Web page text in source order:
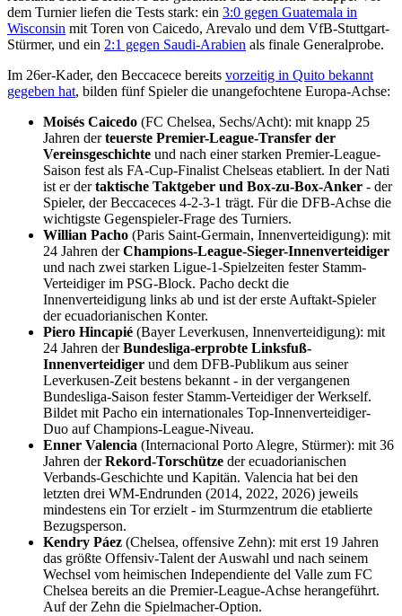
dem Turnier liefen die Tests stark: ein 3:0 gegen Guatemala in
Wisconsin mit Toren von Caicedo, Arevalo und dem VfB-Stuttgart-
Stürmer, und ein 2:1 gegen Saudi-Arabien als finale Generalprobe.
Im 26er-Kader, den Beccacece bereits vorzeitig in Quito bekannt
gegeben hat, bilden fünf Spieler die unangefochtene Europa-Achse:
Moisés Caicedo (FC Chelsea, Sechs/Acht): mit knapp 25
Jahren derteuerste Premier-League-Transfer der
Vereinsgeschichte und nach einer starken Premier-League-
Saison fest als FA-Cup-Finalist Chelseas etabliert. In der Nati
ist er dertaktische Taktgeber und Box-zu-Box-Anker - der
Spieler, der Beccaceces 4-2-3-1 trägt. Für die DFB-Achse die
wichtigste Gegenspieler-Frage des Turniers.
Willian Pacho (Paris Saint-Germain, Innenverteidigung): mit
24 Jahren derChampions-League-Sieger-Innenverteidiger
und nach zwei starken Ligue-1-Spielzeiten fester Stamm-
Verteidiger im PSG-Block. Pacho deckt die
Innenverteidigung links ab und ist der erste Auftakt-Spieler
der ecuadorianischen Konter.
Piero Hincapié (Bayer Leverkusen, Innenverteidigung): mit
24 Jahren derBundesliga-erprobte Linksfuß-
Innenverteidiger und dem DFB-Publikum aus seiner
Leverkusen-Zeit bestens bekannt - in der vergangenen
Bundesliga-Saison fester Stamm-Verteidiger der Werkself.
Bildet mit Pacho ein internationales Top-Innenverteidiger-
Duo auf Champions-League-Niveau.
Enner Valencia (Internacional Porto Alegre, Stürmer): mit 36
Jahren derRekord-Torschütze der ecuadorianischen
Verbands-Geschichte und Kapitän. Valencia hat bei den
letzten drei WM-Endrunden (2014, 2022, 2026) jeweils
mindestens ein Tor erzielt - im Sturmzentrum die etablierte
Bezugsperson.
Kendry Páez (Chelsea, offensive Zehn): mit erst 19 Jahren
das größte Offensiv-Talent der Auswahl und nach seinem
Wechsel vom heimischen Independiente del Valle zum FC
Chelsea bereits an die Premier-League-Achse herangeführt.
Auf der Zehn die Spielmacher-Option.